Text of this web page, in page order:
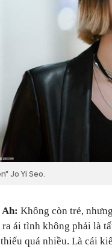
Jo Yi Seo.
Ah: Không còn trẻ,
ái tình không phải là
quá nhiều. Là cái